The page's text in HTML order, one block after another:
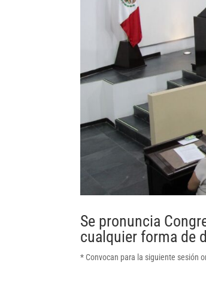
Se pronuncia
cualquier forma de
* Convocan para la siguiente sesión